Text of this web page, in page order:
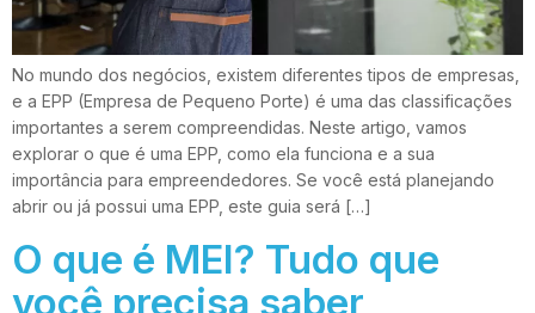
No mundo dos negócios, existem diferentes tipos de empresas,
e a EPP (Empresa de Pequeno Porte) é uma das classificações
importantes a serem compreendidas. Neste artigo, vamos
explorar o que é uma EPP, como ela funciona e a sua
importância para empreendedores. Se você está planejando
abrir ou já possui uma EPP, este guia será […]
O que é MEI? Tudo que
você precisa saber